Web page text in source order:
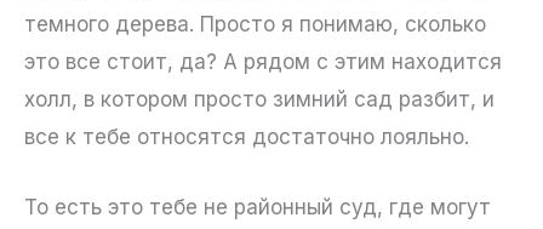
темного дерева. Просто я понимаю, сколько
это все стоит, да? А рядом с этим находится
холл, в котором просто зимний сад разбит, и
все к тебе относятся достаточно лояльно.
То есть это тебе не районный суд, где могут